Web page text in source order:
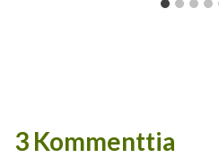
3 Kommenttia